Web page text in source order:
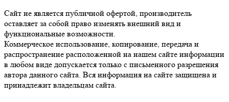
Сайт не является публичной офертой, производитель
оставляет за собой право изменять внешний вид и
функциональные возможности.
Коммерческое использование, копирование, передача и
распространение расположенной на нашем сайте информации
в любом виде допускается только с письменного разрешения
автора данного сайта. Вся информация на сайте защищена и
принадлежит владельцам сайта.